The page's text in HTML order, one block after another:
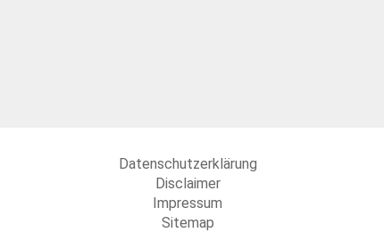
Datenschutzerklärung
Disclaimer
Impressum
Sitemap